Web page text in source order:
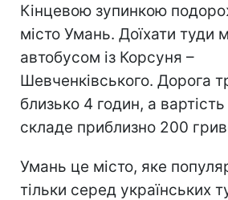
Кінцевою зупинкою
місто Умань. Доїхати туди
автобусом із Корсуня –
Шевченківського. Дорога
близько 4 годин, а
складе приблизно 200
Умань це місто, яке
тільки серед українських